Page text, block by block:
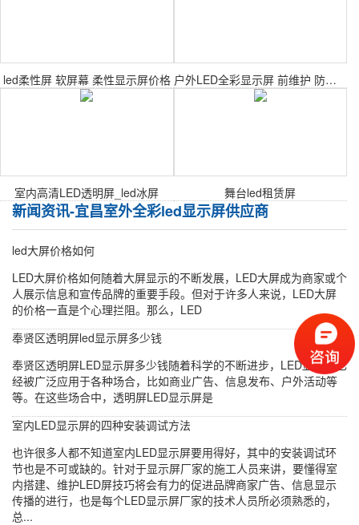
led柔性屏 软屏幕 柔性显示屏价格 户外LED全彩显示屏 前维护 防水广告屏
室内高清LED透明屏_led冰屏 舞台led租赁屏
新闻资讯-宜昌室外全彩led显示屏供应商
led大屏价格如何
LED大屏价格如何随着大屏显示的不断发展，LED大屏成为商家或个
人展示信息和宣传品牌的重要手段。但对于许多人来说，LED大屏
的价格一直是个心理拦阻。那么，LED
奉贤区透明屏led显示屏多少钱
奉贤区透明屏LED显示屏多少钱随着科学的不断进步，LED显示屏已
经被广泛应用于各种场合，比如商业广告、信息发布、户外活动等
等。在这些场合中，透明屏LED显示屏是
室内LED显示屏的四种安装调试方法
也许很多人都不知道室内LED显示屏要用得好，其中的安装调试环
节也是不可或缺的。针对于显示屏厂家的施工人员来讲，要懂得室
内搭建、维护LED屏技巧将会有力的促进品牌商家广告、信息显示
传播的进行，也是每个LED显示屏厂家的技术人员所必须熟悉的，
总...